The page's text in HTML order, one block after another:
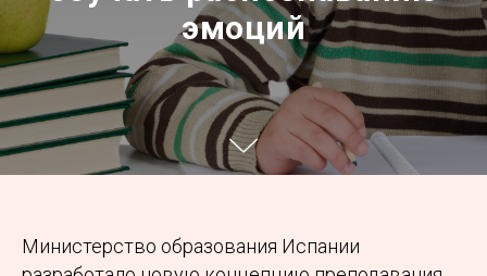
эмоций
Министерство образования Испании